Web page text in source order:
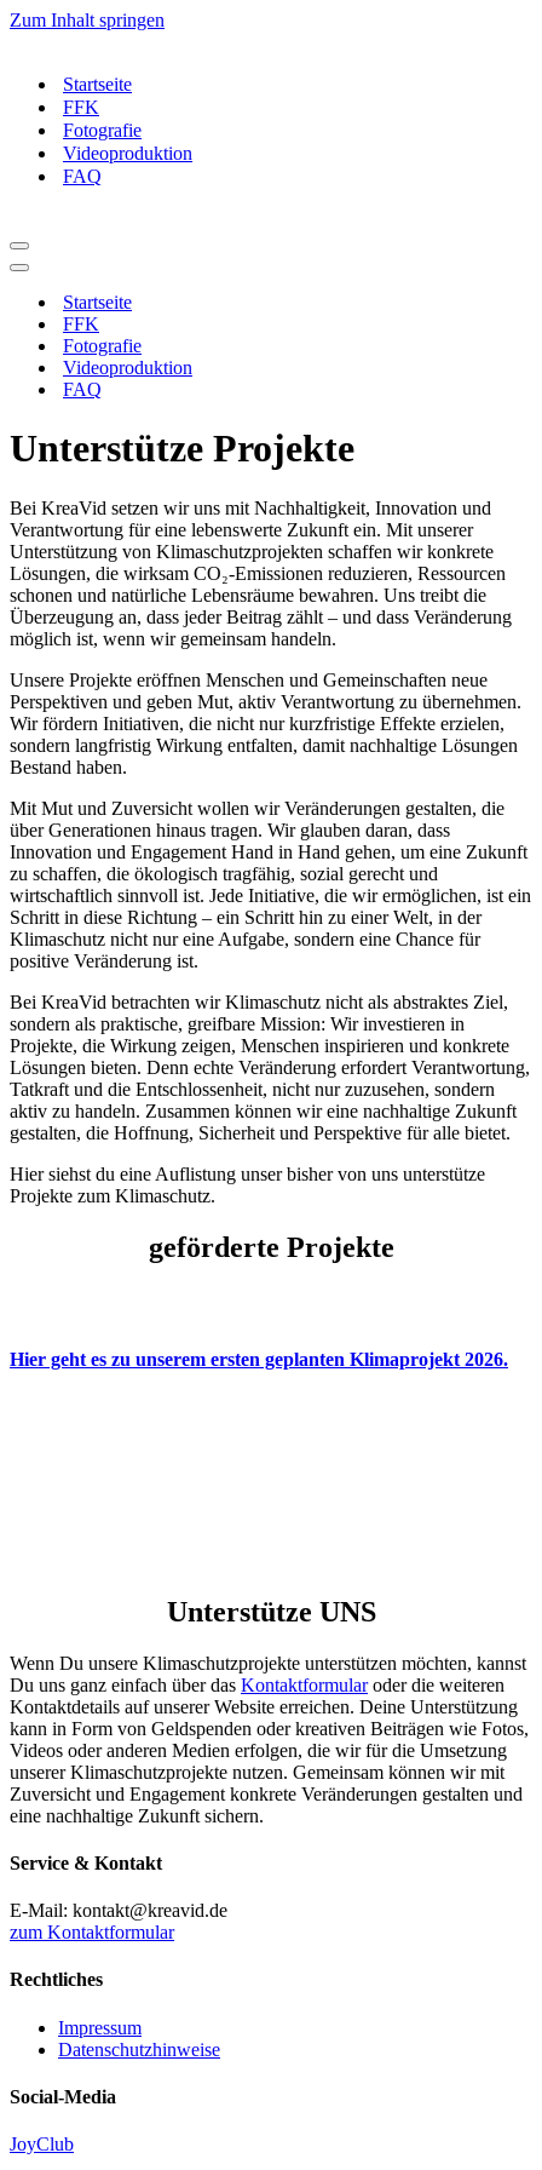
Zum Inhalt springen
Startseite
FFK
Fotografie
Videoproduktion
FAQ
Navigationsmenü
Navigationsmenü
Startseite
FFK
Fotografie
Videoproduktion
FAQ
Unterstütze Projekte
Bei KreaVid setzen wir uns mit Nachhaltigkeit, Innovation und
Verantwortung für eine lebenswerte Zukunft ein. Mit unserer
Unterstützung von Klimaschutzprojekten schaffen wir konkrete
Lösungen, die wirksam CO₂-Emissionen reduzieren, Ressourcen
schonen und natürliche Lebensräume bewahren. Uns treibt die
Überzeugung an, dass jeder Beitrag zählt – und dass Veränderung
möglich ist, wenn wir gemeinsam handeln.
Unsere Projekte eröffnen Menschen und Gemeinschaften neue
Perspektiven und geben Mut, aktiv Verantwortung zu übernehmen.
Wir fördern Initiativen, die nicht nur kurzfristige Effekte erzielen,
sondern langfristig Wirkung entfalten, damit nachhaltige Lösungen
Bestand haben.
Mit Mut und Zuversicht wollen wir Veränderungen gestalten, die
über Generationen hinaus tragen. Wir glauben daran, dass
Innovation und Engagement Hand in Hand gehen, um eine Zukunft
zu schaffen, die ökologisch tragfähig, sozial gerecht und
wirtschaftlich sinnvoll ist. Jede Initiative, die wir ermöglichen, ist ein
Schritt in diese Richtung – ein Schritt hin zu einer Welt, in der
Klimaschutz nicht nur eine Aufgabe, sondern eine Chance für
positive Veränderung ist.
Bei KreaVid betrachten wir Klimaschutz nicht als abstraktes Ziel,
sondern als praktische, greifbare Mission: Wir investieren in
Projekte, die Wirkung zeigen, Menschen inspirieren und konkrete
Lösungen bieten. Denn echte Veränderung erfordert Verantwortung,
Tatkraft und die Entschlossenheit, nicht nur zuzusehen, sondern
aktiv zu handeln. Zusammen können wir eine nachhaltige Zukunft
gestalten, die Hoffnung, Sicherheit und Perspektive für alle bietet.
Hier siehst du eine Auflistung unser bisher von uns unterstütze
Projekte zum Klimaschutz.
geförderte Projekte
Hier geht es zu unserem ersten geplanten Klimaprojekt 2026.
Unterstütze UNS
Wenn Du unsere Klimaschutzprojekte unterstützen möchten, kannst
Du uns ganz einfach über das Kontaktformularoder die weiteren
Kontaktdetails auf unserer Website erreichen. Deine Unterstützung
kann in Form von Geldspenden oder kreativen Beiträgen wie Fotos,
Videos oder anderen Medien erfolgen, die wir für die Umsetzung
unserer Klimaschutzprojekte nutzen. Gemeinsam können wir mit
Zuversicht und Engagement konkrete Veränderungen gestalten und
eine nachhaltige Zukunft sichern.
Service & Kontakt
E-Mail: kontakt@kreavid.de
zum Kontaktformular
Rechtliches
Impressum
Datenschutzhinweise
Social-Media
JoyClub